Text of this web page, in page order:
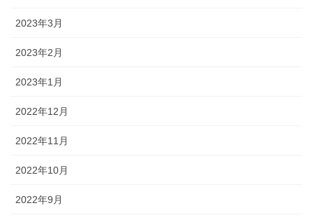
2023年3月
2023年2月
2023年1月
2022年12月
2022年11月
2022年10月
2022年9月